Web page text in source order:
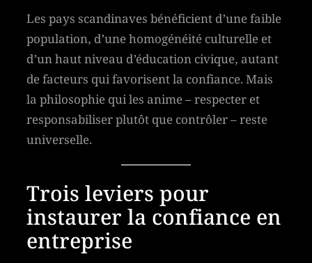
Les pays scandinaves bénéficient d’une faible
population, d’une homogénéité culturelle et
d’un haut niveau d’éducation civique, autant
de facteurs qui favorisent la confiance. Mais
la philosophie qui les anime – respecter et
responsabiliser plutôt que contrôler – reste
universelle.
Trois leviers pour
instaurer la confiance en
entreprise